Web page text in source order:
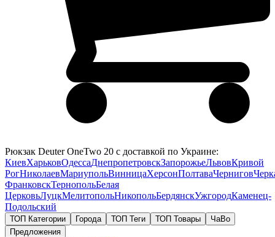
Рюкзак Deuter OneTwo 20 с доставкой по Украине:
КиевХарьковОдессаДнепропетровскЗапорожьеЛьвовКривой
РогНиколаевМариупольВинницаХерсонПолтаваЧернигов
ФранковскТернопольБелая
ЦерковьЛуцкМелитопольНикопольБердянскУжгородКаменец-
Подольский
ТОП Категории Города ТОП Теги ТОП Товары
ЧаВо
Предложения